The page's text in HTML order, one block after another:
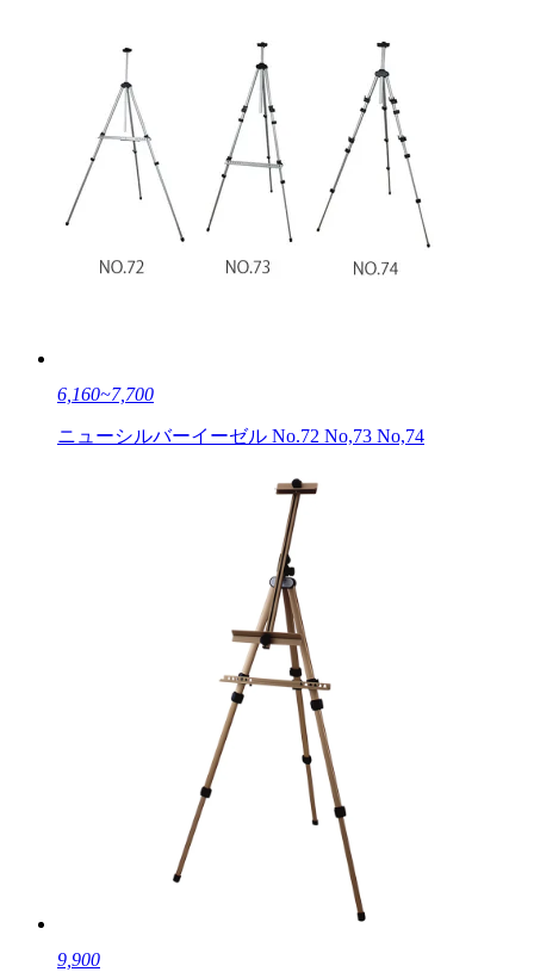
6,160~7,700
ニューシルバーイーゼル No.72 No,73 No,74
9,900